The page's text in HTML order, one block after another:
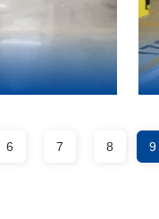
6 7 8 9